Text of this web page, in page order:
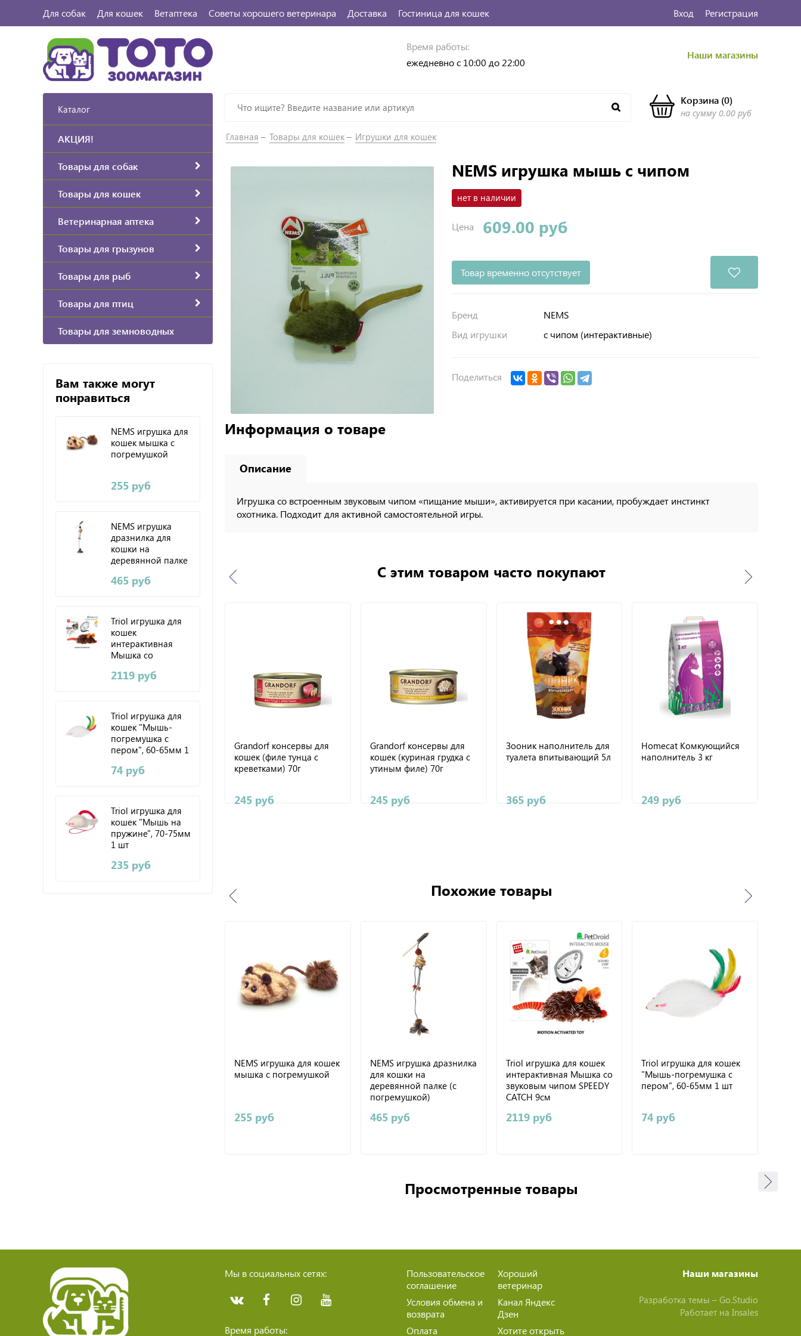
Для собак Для кошек Ветаптека Советы хорошего ветеринара Доставка Гостиница для кошек Вход Регистрация
Время работы:
ежедневно с 10:00 до 22:00
Наши магазины
Корзина(0)
на сумму 0.00 руб
Каталог
АКЦИЯ!
Товары для собак
Товары для кошек
Ветеринарная аптека
Товары для грызунов
Товары для рыб
Товары для птиц
Товары для земноводных
Вам также могут
понравиться
NEMS игрушка для
кошек мышка с
погремушкой
255 руб
NEMS игрушка
дразнилка для
кошки на
деревянной палке
465 руб
Triol игрушка для
кошек
интерактивная
Мышка со
SPEEDY CATCH 9см
2119 руб
Triol игрушка для
кошек "Мышь-
погремушка с
пером", 60-65мм 1
74 руб
Triol игрушка для
кошек "Мышь на
пружине", 70-75мм
1 шт
235 руб
Главная Товары для кошек Игрушки для кошек
NEMS игрушка мышь с чипом
нет в наличии
Цена 609.00 руб
Товар временно отсутствует
Бренд
NEMS
Вид игрушки
с чипом (интерактивные)
Поделиться
Информация о товаре
Описание
Игрушка со встроенным звуковым чипом «пищание мыши», активируется при касании, пробуждает инстинкт
охотника. Подходит для активной самостоятельной игры.
С этим товаром часто покупают
Grandorf консервы для
кошек (филе тунца с
креветками) 70г
245 руб
Grandorf консервы для
кошек (куриная грудка с
утиным филе) 70г
245 руб
Зооник наполнитель для
туалета впитывающий 5л
365 руб
Homecat Комкующийся
наполнитель 3 кг
249 руб
Похожие товары
NEMS игрушка для кошек
мышка с погремушкой
255 руб
NEMS игрушка дразнилка
для кошки на
деревянной палке (с
погремушкой)
465 руб
Triol игрушка для кошек
интерактивная Мышка со
звуковым чипом SPEEDY
CATCH 9см
2119 руб
Triol игрушка для кошек
"Мышь-погремушка с
пером", 60-65мм 1 шт
74 руб
Просмотренные товары
Мы в социальных сетях:
Время работы:
Пользовательское
соглашение
Условия обмена и
возврата
Оплата
Хороший
ветеринар
Канал Яндекс
Дзен
Хотите открыть
Наши магазины
Разработка темы – Go.Studio
Работает на Insales